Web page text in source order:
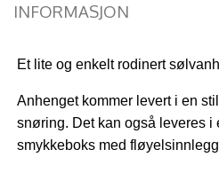
INFORMASJON
Et lite og enkelt rodinert
Anhenget kommer levert i en
snøring. Det kan også leveres i
smykkeboks med